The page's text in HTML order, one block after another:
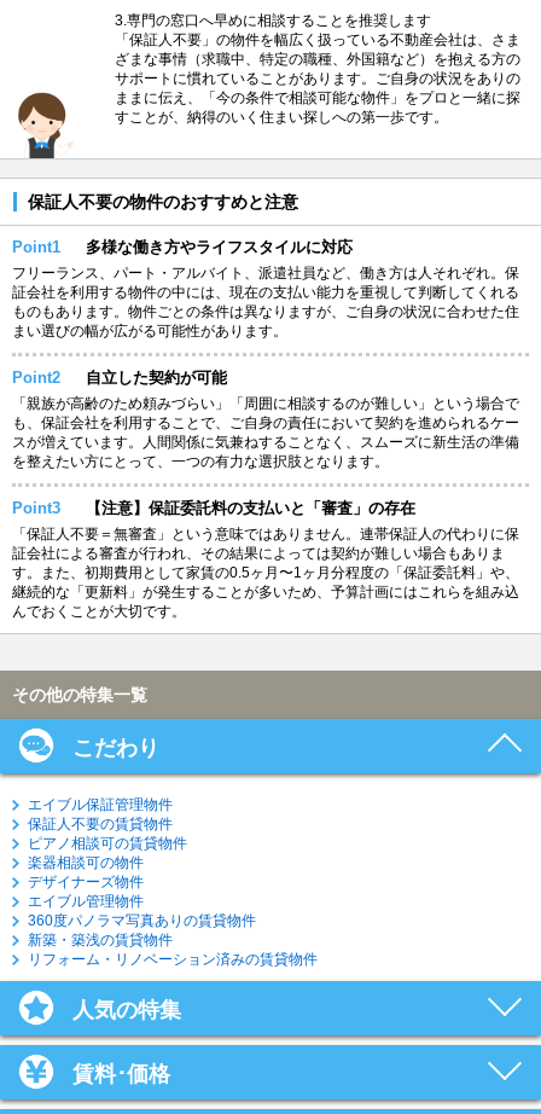
3.専門の窓口へ早めに相談することを推奨します
「保証人不要」の物件を幅広く扱っている不動産会社は、さま
ざまな事情（求職中、特定の職種、外国籍など）を抱える方の
サポートに慣れていることがあります。ご自身の状況をありの
ままに伝え、「今の条件で相談可能な物件」をプロと一緒に探
すことが、納得のいく住まい探しへの第一歩です。
保証人不要の物件のおすすめと注意
Point1 多様な働き方やライフスタイルに対応
フリーランス、パート・アルバイト、派遣社員など、働き方は人それぞれ。保
証会社を利用する物件の中には、現在の支払い能力を重視して判断してくれる
ものもあります。物件ごとの条件は異なりますが、ご自身の状況に合わせた住
まい選びの幅が広がる可能性があります。
Point2 自立した契約が可能
「親族が高齢のため頼みづらい」「周囲に相談するのが難しい」という場合で
も、保証会社を利用することで、ご自身の責任において契約を進められるケー
スが増えています。人間関係に気兼ねすることなく、スムーズに新生活の準備
を整えたい方にとって、一つの有力な選択肢となります。
Point3 【注意】保証委託料の支払いと「審査」の存在
「保証人不要＝無審査」という意味ではありません。連帯保証人の代わりに保
証会社による審査が行われ、その結果によっては契約が難しい場合もありま
す。また、初期費用として家賃の0.5ヶ月〜1ヶ月分程度の「保証委託料」や、
継続的な「更新料」が発生することが多いため、予算計画にはこれらを組み込
んでおくことが大切です。
その他の特集一覧
こだわり
エイブル保証管理物件
保証人不要の賃貸物件
ピアノ相談可の賃貸物件
楽器相談可の物件
デザイナーズ物件
エイブル管理物件
360度パノラマ写真ありの賃貸物件
新築・築浅の賃貸物件
リフォーム・リノベーション済みの賃貸物件
人気の特集
賃料･価格